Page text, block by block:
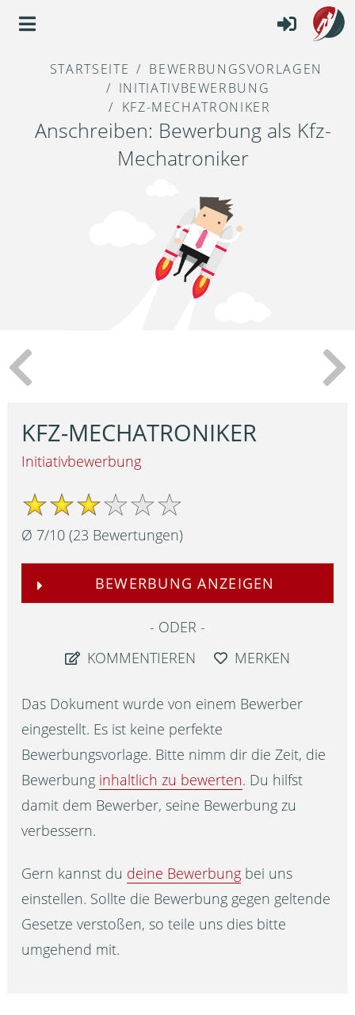
STARTSEITE
BEWERBUNGSVORLAGEN
INITIATIVBEWERBUNG
KFZ-MECHATRONIKER
Anschreiben: Bewerbung als Kfz-
Mechatroniker
KFZ-MECHATRONIKER
Initiativbewerbung
Ø 7/10 (23 Bewertungen)
BEWERBUNG ANZEIGEN
ODER
KOMMENTIEREN
MERKEN
Das Dokument wurde von einem Bewerber
eingestellt. Es ist keine perfekte
Bewerbungsvorlage. Bitte nimm dir die Zeit, die
Bewerbung inhaltlich zu bewerten. Du hilfst
damit dem Bewerber, seine Bewerbung zu
verbessern.
Gern kannst du deine Bewerbung bei uns
einstellen. Sollte die Bewerbung gegen geltende
Gesetze verstoßen, so teile uns dies bitte
umgehend mit.